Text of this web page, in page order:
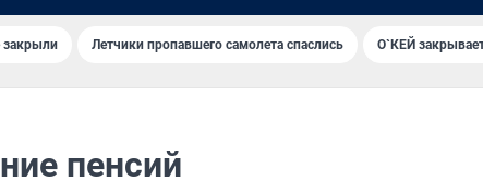
Летчики пропавшего самолета спаслись О`КЕЙ
пенсий